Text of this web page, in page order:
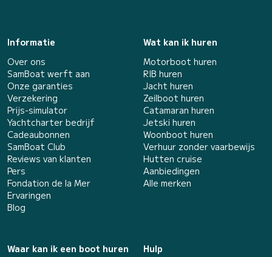
Informatie
Over ons
SamBoat werft aan
Onze garanties
Verzekering
Prijs-simulator
Yachtcharter bedrijf
Cadeaubonnen
SamBoat Club
Reviews van klanten
Pers
Fondation de la Mer
Ervaringen
Blog
Wat kan ik huren
Motorboot huren
RIB huren
Jacht huren
Zeilboot huren
Catamaran huren
Jetski huren
Woonboot huren
Verhuur zonder vaarbewijs
Hutten cruise
Aanbiedingen
Alle merken
Waar kan ik een boot huren
Hulp